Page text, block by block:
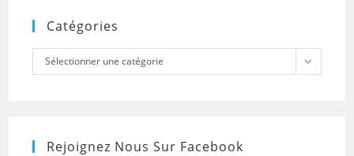
Catégories
Catégories
Sélectionner une catégorie
Rejoignez Nous Sur Facebook